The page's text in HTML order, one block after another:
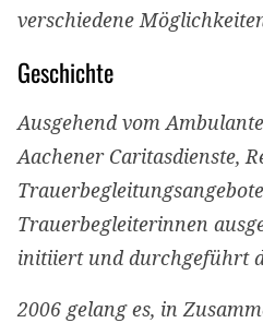
verschiedene
Geschichte
Ausgehend vom
Aachener Caritasdienste,
Trauerbegleiterinnen
initiiert und durchgeführt
2006 gelang es, in